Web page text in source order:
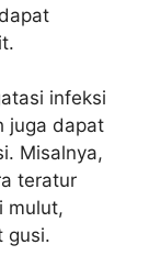
infeksi
juga dapat
Misalnya,
teratur
mulut,
gusi.